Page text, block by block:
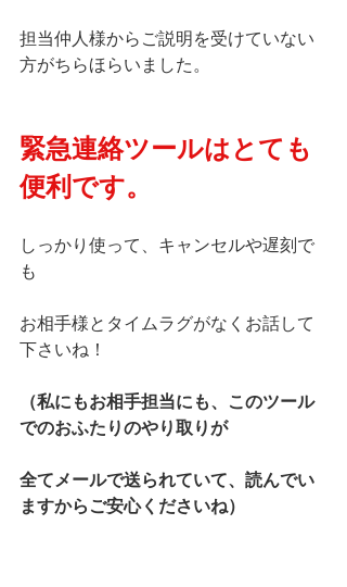
担当仲人様からご説明を受けていない
方がちらほらいました。
緊急連絡ツールはとても
便利です。
しっかり使って、キャンセルや遅刻で
も
お相手様とタイムラグがなくお話して
下さいね！
（私にもお相手担当にも、このツール
でのおふたりのやり取りが
全てメールで送られていて、読んでい
ますからご安心くださいね）